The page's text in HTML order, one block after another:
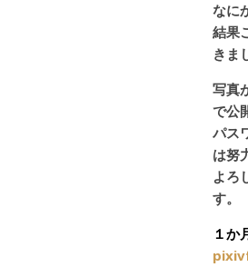
なに
結果
きま
写真
で公
パス
は努
よろ
す。
１か